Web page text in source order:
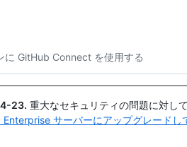
に GitHub Connect を使用する
23. 重大なセキュリティの問題に対し
サーバーにアップグレードし